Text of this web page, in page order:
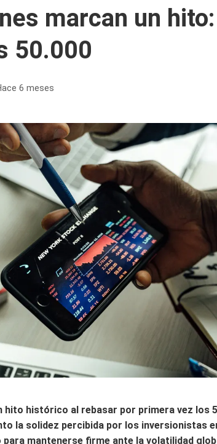
marcan un
50.000
6 meses
hito histórico al rebasar por primera vez los
la solidez percibida por los inversionistas
para mantenerse firme ante la volatilidad